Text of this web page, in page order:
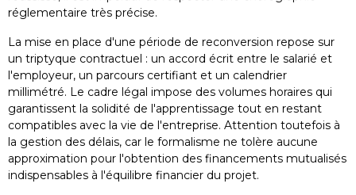
réglementaire très précise.
La mise en place d'une période de reconversion repose sur
un triptyque contractuel : un accord écrit entre le salarié et
l'employeur, un parcours certifiant et un calendrier
millimétré. Le cadre légal impose des volumes horaires qui
garantissent la solidité de l'apprentissage tout en restant
compatibles avec la vie de l'entreprise. Attention toutefois à
la gestion des délais, car le formalisme ne tolère aucune
approximation pour l'obtention des financements mutualisés
indispensables à l'équilibre financier du projet.